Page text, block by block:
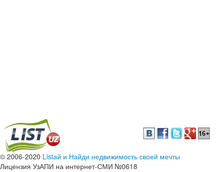
© 2006-2020 Listай и Найди недвижимость своей мечты
Лицензия УзАПИ на интернет-СМИ №0618